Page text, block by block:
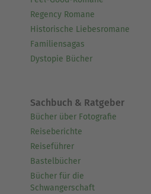
Regency Romane
Historische Liebesromane
Familiensagas
Dystopie Bücher
Sachbuch & Ratgeber
Bücher über Fotografie
Reiseberichte
Reiseführer
Bastelbücher
Bücher für die
Schwangerschaft